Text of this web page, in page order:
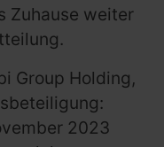
Zuhause weiter
Group Holding,
2023